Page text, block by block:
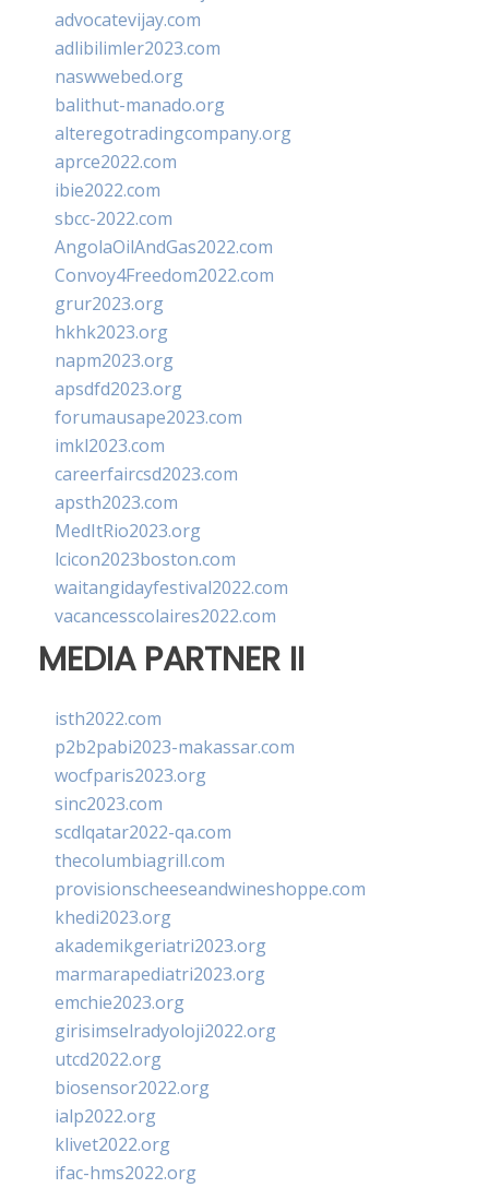
advocatevijay.com
adlibilimler2023.com
naswwebed.org
balithut-manado.org
alteregotradingcompany.org
aprce2022.com
ibie2022.com
sbcc-2022.com
AngolaOilAndGas2022.com
Convoy4Freedom2022.com
grur2023.org
hkhk2023.org
napm2023.org
apsdfd2023.org
forumausape2023.com
imkl2023.com
careerfaircsd2023.com
apsth2023.com
MedItRio2023.org
lcicon2023boston.com
waitangidayfestival2022.com
vacancesscolaires2022.com
MEDIA PARTNER II
isth2022.com
p2b2pabi2023-makassar.com
wocfparis2023.org
sinc2023.com
scdlqatar2022-qa.com
thecolumbiagrill.com
provisionscheeseandwineshoppe.com
khedi2023.org
akademikgeriatri2023.org
marmarapediatri2023.org
emchie2023.org
girisimselradyoloji2022.org
utcd2022.org
biosensor2022.org
ialp2022.org
klivet2022.org
ifac-hms2022.org